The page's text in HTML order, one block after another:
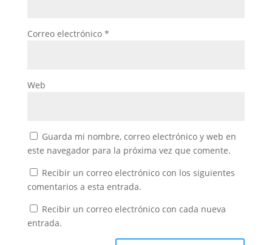
Correo electrónico *
Web
Guarda mi nombre, correo electrónico y web en
este navegador para la próxima vez que comente.
Recibir un correo electrónico con los siguientes
comentarios a esta entrada.
Recibir un correo electrónico con cada nueva
entrada.